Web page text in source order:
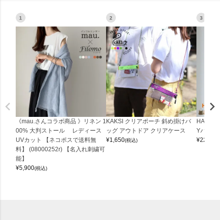
1
《mau.さんコラボ商品 》リネン 1
00% 大判ストール レディース
UVカット 【ネコポスで送料無
料】 (08000252r) 【名入れ刺繍可
能】
¥5,900(税込)
2
KAKSI クリアポーチ 斜め掛けバ
ッグ アウトドア クリアケース
¥1,650(税込)
3
Yバッグ
¥22,000